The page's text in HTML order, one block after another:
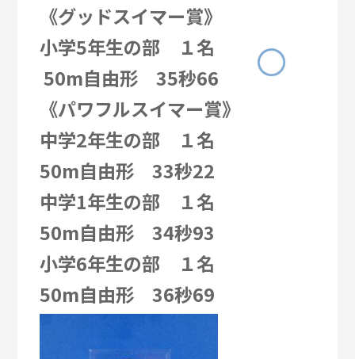
《グッドスイマー賞》
小学5年生の部 １名
50m自由形 35秒66
《パワフルスイマー賞》
中学2年生の部 １名
50m自由形 33秒22
中学1年生の部 １名
50m自由形 34秒93
小学6年生の部 １名
50m自由形 36秒69